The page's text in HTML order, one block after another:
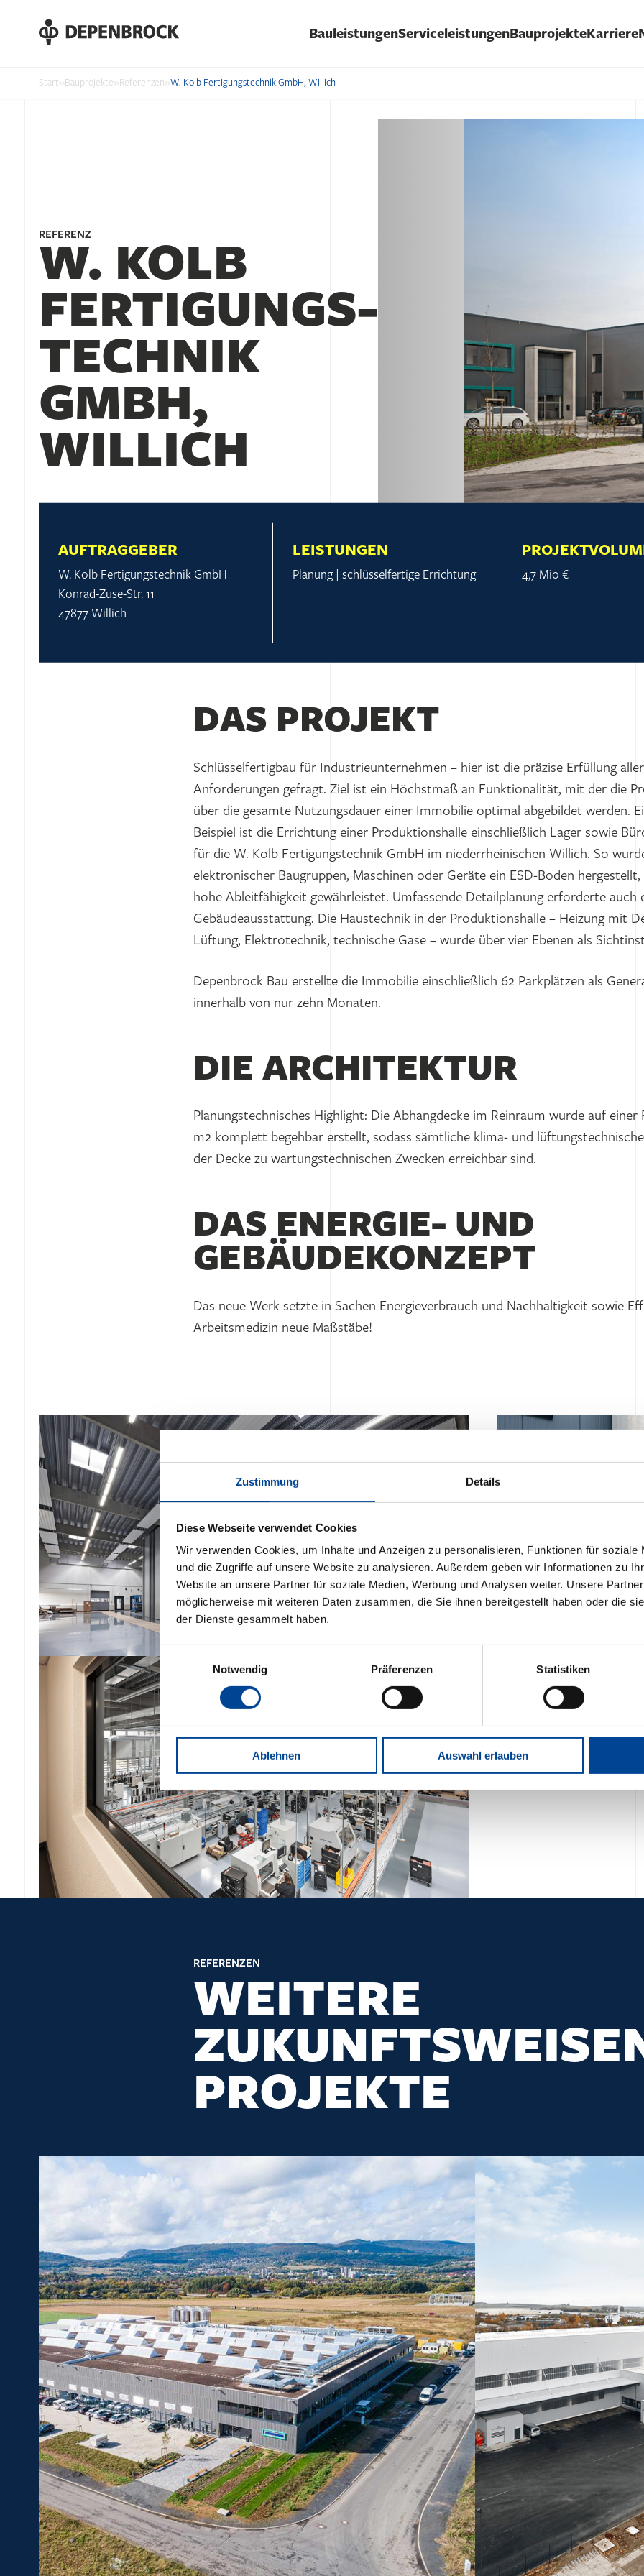
Zustimmung Details
Diese Webseite verwendet Cookies
Wir verwenden Cookies, um Inhalte und Anzeigen zu personalisieren, Funktionen für soziale
und die Zugriffe auf unsere Website zu analysieren. Außerdem geben wir Informationen zu
Website an unsere Partner für soziale Medien, Werbung und Analysen weiter. Unsere
möglicherweise mit weiteren Daten zusammen, die Sie ihnen bereitgestellt haben oder die
der Dienste gesammelt haben.
Notwendig
Präferenzen Statistiken
Ablehnen Auswahl erlauben
BauleistungenServiceleistungenBauprojekteKarriere
Start»Bauprojekte»Referenzen»W. Kolb Fertigungstechnik GmbH, Willich
REFERENZ
W. KOLB
FERTIGUNGS­
TECHNIK
GMBH,
WILLICH
AUFTRAGGEBER
W. Kolb Fertigungstechnik GmbH
Konrad-Zuse-Str. 11
47877 Willich
LEISTUNGEN
Planung | schlüsselfertige Errichtung 4,7 Mio €
DAS PROJEKT
Schlüsselfertigbau für Industrieunternehmen – hier ist die präzise Erfüllung
Anforderungen gefragt. Ziel ist ein Höchstmaß an Funktionalität, mit der die
über die gesamte Nutzungsdauer einer Immobilie optimal abgebildet werden.
Beispiel ist die Errichtung einer Produktionshalle einschließlich Lager sowie
für die W. Kolb Fertigungstechnik GmbH im niederrheinischen Willich. So
elektronischer Baugruppen, Maschinen oder Geräte ein ESD-Boden
hohe Ableitfähigkeit gewährleistet. Umfassende Detailplanung erforderte auch
Gebäudeausstattung. Die Haustechnik in der Produktionshalle – Heizung mit
Lüftung, Elektrotechnik, technische Gase – wurde über vier Ebenen als
Depenbrock Bau erstellte die Immobilie einschließlich 62 Parkplätzen als
innerhalb von nur zehn Monaten.
DIE ARCHITEKTUR
Planungstechnisches Highlight: Die Abhangdecke im Reinraum wurde auf einer
m2 komplett begehbar erstellt, sodass sämtliche klima- und
der Decke zu wartungstechnischen Zwecken erreichbar sind.
DAS ENERGIE- UND
GEBÄUDEKONZEPT
Das neue Werk setzte in Sachen Energieverbrauch und Nachhaltigkeit sowie
Arbeitsmedizin neue Maßstäbe!
REFERENZEN
WEITERE
PROJEKTE